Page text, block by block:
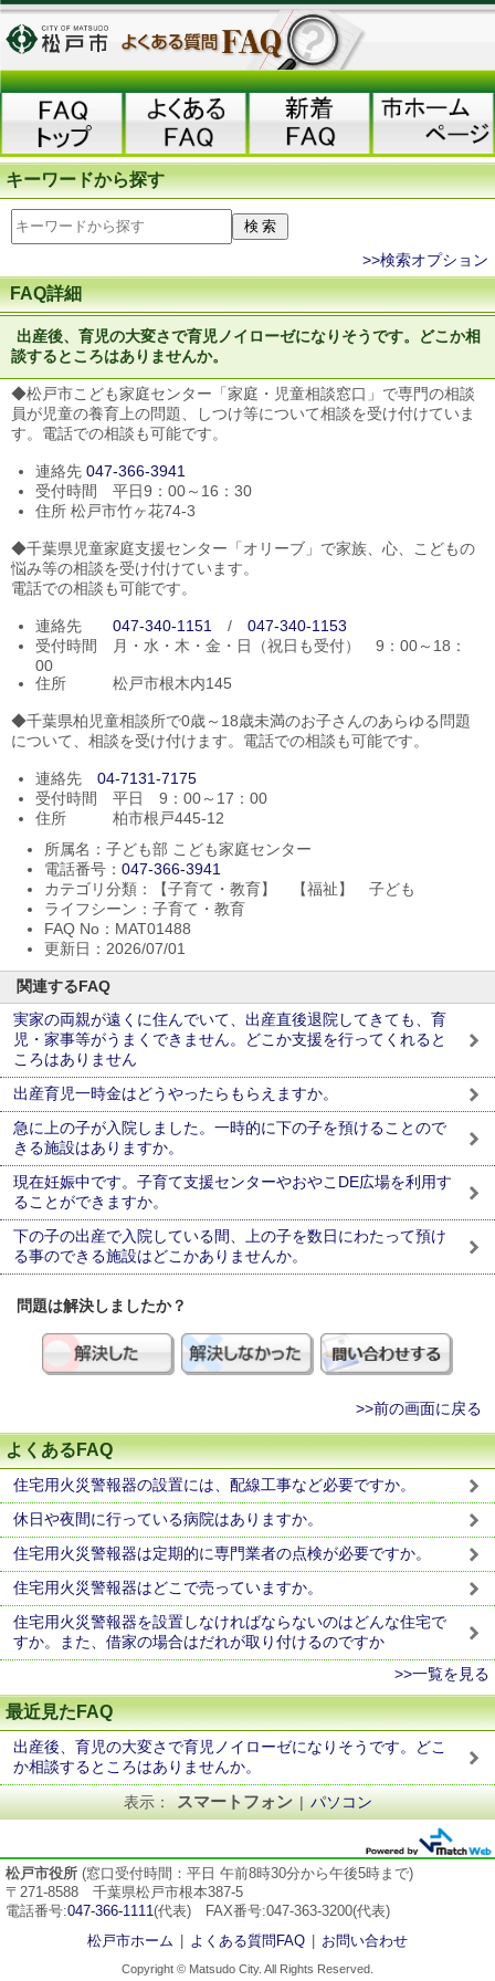
キーワードから探す
>>検索オプション
FAQ詳細
出産後、育児の大変さで育児ノイローゼになりそうです。どこか相
談するところはありませんか。
◆松戸市こども家庭センター「家庭・児童相談窓口」で専門の相談
員が児童の養育上の問題、しつけ等について相談を受け付けていま
す。電話での相談も可能です。
連絡先 047-366-3941
受付時間 平日9：00～16：30
住所 松戸市竹ヶ花74-3
◆千葉県児童家庭支援センター「オリーブ」で家族、心、こどもの
悩み等の相談を受け付けています。
電話での相談も可能です。
連絡先 047-340-1151 / 047-340-1153
受付時間 月・水・木・金・日（祝日も受付） 9：00～18：
00
住所 松戸市根木内145
◆千葉県柏児童相談所で0歳～18歳未満のお子さんのあらゆる問題
について、相談を受け付けます。電話での相談も可能です。
連絡先 04-7131-7175
受付時間 平日 9：00～17：00
住所 柏市根戸445-12
所属名：子ども部 こども家庭センター
電話番号： 047-366-3941
カテゴリ分類：【子育て・教育】 【福祉】 子ども
ライフシーン：子育て・教育
FAQ No：MAT01488
更新日：2026/07/01
関連するFAQ
実家の両親が遠くに住んでいて、出産直後退院してきても、育
児・家事等がうまくできません。どこか支援を行ってくれると
ころはありません
出産育児一時金はどうやったらもらえますか。
急に上の子が入院しました。一時的に下の子を預けることので
きる施設はありますか。
現在妊娠中です。子育て支援センターやおやこDE広場を利用す
ることができますか。
下の子の出産で入院している間、上の子を数日にわたって預け
る事のできる施設はどこかありませんか。
問題は解決しましたか？
>>前の画面に戻る
よくあるFAQ
住宅用火災警報器の設置には、配線工事など必要ですか。
休日や夜間に行っている病院はありますか。
住宅用火災警報器は定期的に専門業者の点検が必要ですか。
住宅用火災警報器はどこで売っていますか。
住宅用火災警報器を設置しなければならないのはどんな住宅で
すか。また、借家の場合はだれが取り付けるのですか
>>一覧を見る
最近見たFAQ
出産後、育児の大変さで育児ノイローゼになりそうです。どこ
か相談するところはありませんか。
表示： スマートフォン | パソコン
松戸市役所 (窓口受付時間：平日 午前8時30分から午後5時まで)
〒271-8588 千葉県松戸市根本387-5
電話番号:047-366-1111(代表) FAX番号:047-363-3200(代表)
松戸市ホーム
よくある質問FAQ お問い合わせ
Copyright © Matsudo City. All Rights Reserved.